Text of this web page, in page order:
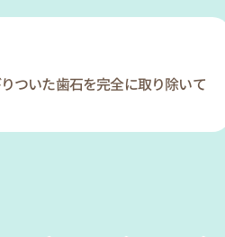
ついた歯石を完全に取り除いて